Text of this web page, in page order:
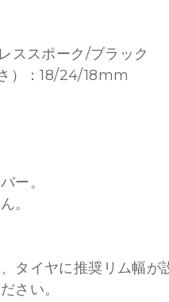
ススポーク/ブラック
）：18/24/18mm
ー。
。
タイヤに推奨リム幅が
さい。